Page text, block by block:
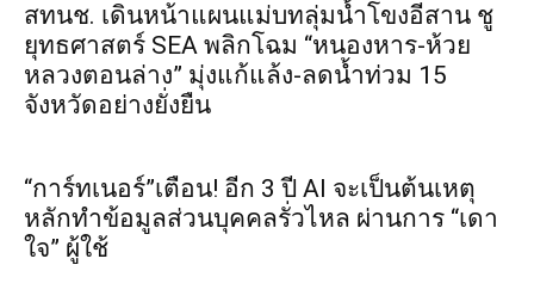
สทนช. เดินหน้าแผนแม่บทลุ่มน้ำโขงอีสาน ชู
ยุทธศาสตร์ SEA พลิกโฉม “หนองหาร-ห้วย
หลวงตอนล่าง” มุ่งแก้แล้ง-ลดน้ำท่วม 15
จังหวัดอย่างยั่งยืน
“การ์ทเนอร์”เตือน! อีก 3 ปี AI จะเป็นต้นเหตุ
หลักทำข้อมูลส่วนบุคคลรั่วไหล ผ่านการ “เดา
ใจ” ผู้ใช้